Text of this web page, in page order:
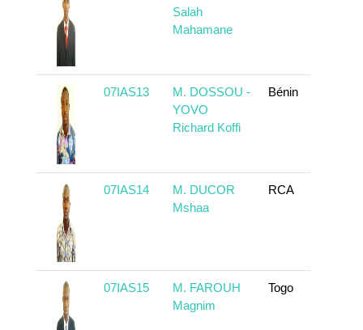
Salah
Mahamane
07IAS13
M. DOSSOU -
YOVO
Richard Koffi
Bénin
07IAS14
M. DUCOR
Mshaa
RCA
07IAS15
M. FAROUH
Magnim
Togo